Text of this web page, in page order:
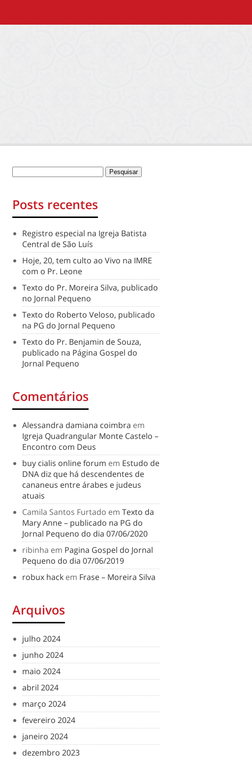
Posts recentes
Registro especial na Igreja Batista
Central de São Luís
Hoje, 20, tem culto ao Vivo na IMRE
com o Pr. Leone
Texto do Pr. Moreira Silva, publicado
no Jornal Pequeno
Texto do Roberto Veloso, publicado
na PG do Jornal Pequeno
Texto do Pr. Benjamin de Souza,
publicado na Página Gospel do
Jornal Pequeno
Comentários
Alessandra damiana coimbra em
Igreja Quadrangular Monte Castelo –
Encontro com Deus
buy cialis online forum em Estudo de
DNA diz que há descendentes de
cananeus entre árabes e judeus
atuais
Camila Santos Furtado em Texto da
Mary Anne – publicado na PG do
Jornal Pequeno do dia 07/06/2020
ribinha em Pagina Gospel do Jornal
Pequeno do dia 07/06/2019
robux hack em Frase – Moreira Silva
Arquivos
julho 2024
junho 2024
maio 2024
abril 2024
março 2024
fevereiro 2024
janeiro 2024
dezembro 2023